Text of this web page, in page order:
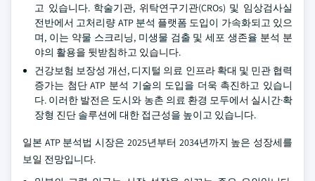
고 있습니다. 학술기관, 위탁연구기관(CROs) 및 임상검사실
전반에서 고처리량 ATP 분석 플랫폼 도입이 가속화되고 있으
며, 이는 약물 스크리닝, 미생물 검출 및 세포 생존율 분석 분
야의 활용을 뒷받침하고 있습니다.
건강보험 보장성 개선, 디지털 의료 인프라 확대 및 민관 협력
증가는 첨단 ATP 분석 기술의 도입을 더욱 촉진하고 있습니
다. 이러한 발전은 도시와 농촌 의료 환경 모두에서 실시간·확
장형 진단 솔루션에 대한 접근성을 높이고 있습니다.
일본 ATP 분석법 시장은 2025년부터 2034년까지 높은 성장세를
보일 전망입니다.